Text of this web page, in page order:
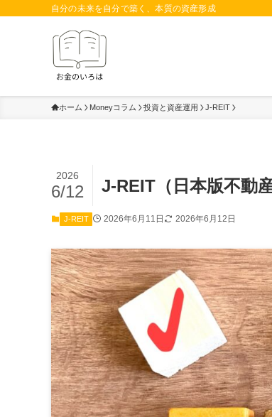
自分の未来を自分で築く、本質の資産形成
ホーム Moneyコラム 投資と資産運用 J-REIT
J-REIT（日本版不動
2026
6/12
J-REIT 2026年6月11日 2026年6月12日